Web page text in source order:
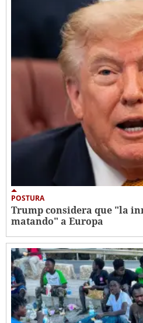
POSTURA
Trump considera que "la
matando" a Europa